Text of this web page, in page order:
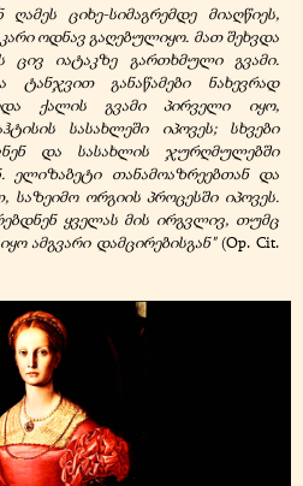
ციხე-სიმაგრემდე მიაღწიეს,
ოდნავ გაღებულიყო. მათ შეხვდა
ცივ იატაკზე გართხმული გვამი.
ტანჯვით განაწამები ნახევრად
ქალის გვამი პირველი იყო,
სასახლეში იპოვეს; სხვები
და სასახლის ჯურღმულებში
ელიზაბეტი თანამოაზრეებთან და
ორგიის პროცესში იპოვეს.
ყველას მის ირგვლივ, თუმც
ამგვარი დამცირებისგან"(Op. Cit.